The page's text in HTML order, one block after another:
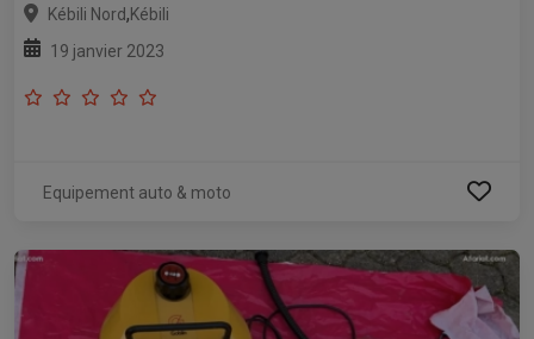
Kébili Nord,Kébili
19 janvier 2023
Equipement auto & moto